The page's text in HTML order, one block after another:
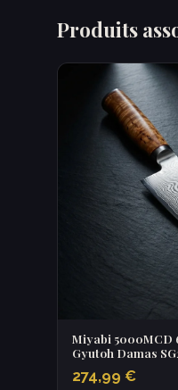
Produits
Miyabi 5000MCD
Gyutoh Damas
274,99 €